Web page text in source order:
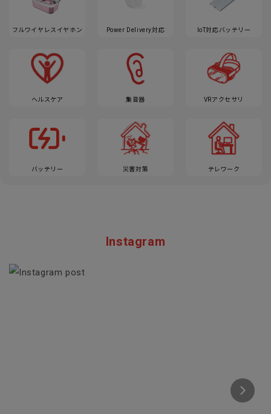
フルワイヤレスイヤホン Power Delivery対応 IoT対応バッテリー
ヘルスケア 集音器 VRアクセサリ
バッテリー 災害対策 テレワーク
Instagram